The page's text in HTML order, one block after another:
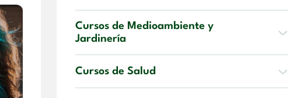
Cursos de Medioambiente y
Jardinería
Cursos de Salud